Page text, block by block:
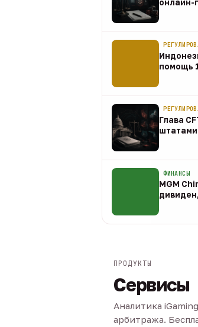
онлайн-
помощь
Глава
ФИНАНСЫ
MGM
ПРОДУКТЫ
Сервисы
Аналитика
арбитража.